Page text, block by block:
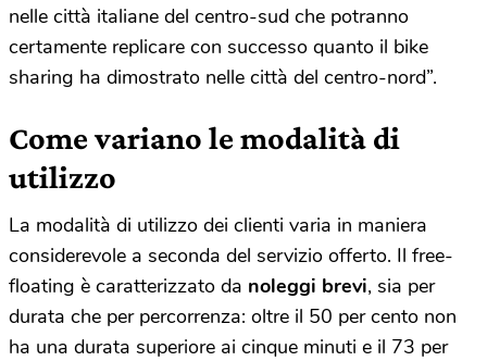
nelle città italiane del centro-sud che potranno
certamente replicare con successo quanto il bike
sharing ha dimostrato nelle città del centro-nord”.
Come variano le modalità di
utilizzo
La modalità di utilizzo dei clienti varia in maniera
considerevole a seconda del servizio offerto. Il free-
floating è caratterizzato da noleggi brevi, sia per
durata che per percorrenza: oltre il 50 per cento non
ha una durata superiore ai cinque minuti e il 73 per